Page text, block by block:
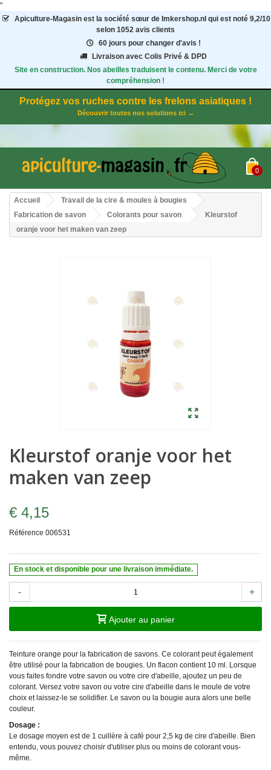
"
Apiculture-Magasinest la société sœur de Imkershop.nl qui est noté 9,2/10
selon 1052 avis clients
60 jours pour changer d'avis !
Livraison avec Colis Privé & DPD
Site en construction. Nos abeilles traduisent le contenu. Merci de votre
compréhension !
Protégez vos ruches contre les frelons asiatiques !
Découvrir toutes nos solutions ici →
0
Accueil
Travail de la cire & moules à bougies
Fabrication de savon
Colorants pour savon
Kleurstof
oranje voor het maken van zeep
Kleurstof oranje voor het
maken van zeep
€ 4,15
Référence 006531
En stock et disponible pour une livraison immédiate.
- +
Ajouter au panier
Teinture orange pour la fabrication de savons. Ce colorant peut également
être utilisé pour la fabrication de bougies. Un flacon contient 10 ml. Lorsque
vous faites fondre votre savon ou votre cire d'abeille, ajoutez un peu de
colorant. Versez votre savon ou votre cire d'abeille dans le moule de votre
choix et laissez-le se solidifier. Le savon ou la bougie aura alors une belle
couleur.
Dosage :
Le dosage moyen est de 1 cuillère à café pour 2,5 kg de cire d'abeille. Bien
entendu, vous pouvez choisir d'utiliser plus ou moins de colorant vous-
même.